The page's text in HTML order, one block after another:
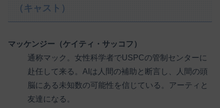
（キャスト）
マッケンジー（ケイティ・サッコフ）
通称マック。女性科学者でUSPCの管制センターに
赴任して来る。AIは人間の補助と断言し、人間の頭
脳にある未知数の可能性を信じている。アーティと
友達になる。